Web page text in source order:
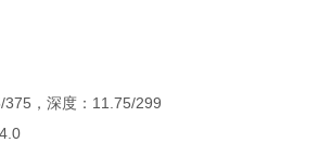
，深度：11.75/299